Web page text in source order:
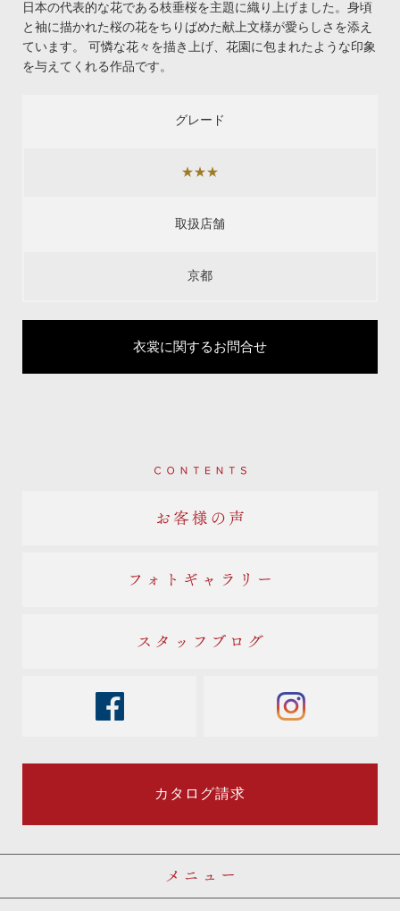
日本の代表的な花である枝垂桜を主題に織り上げました。身頃
と袖に描かれた桜の花をちりばめた献上文様が愛らしさを添え
ています。 可憐な花々を描き上げ、花園に包まれたような印象
を与えてくれる作品です。
グレード
★★★
取扱店舗
京都
衣裳に関するお問合せ
Contents
お客様の声
フォトギャラリー
スタッフブログ
instagram
カタログ請求